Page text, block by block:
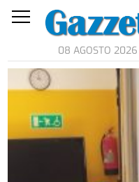
08 AGOSTO 2026